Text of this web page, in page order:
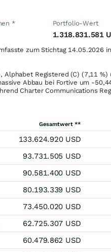
* Portfolio-Wert
1.318.831.581
zum Stichtag 14.05.2026
Registered (C) (7,11
Abbau bei Fortive um -
Charter Communications
Gesamtwert **
133.624.920 USD
93.731.505 USD
90.581.400 USD
80.193.339 USD
73.450.020 USD
62.725.307 USD
60.479.862 USD